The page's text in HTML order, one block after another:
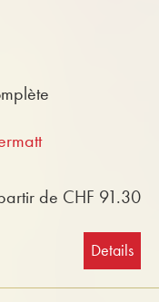
de CHF 91.30
Details